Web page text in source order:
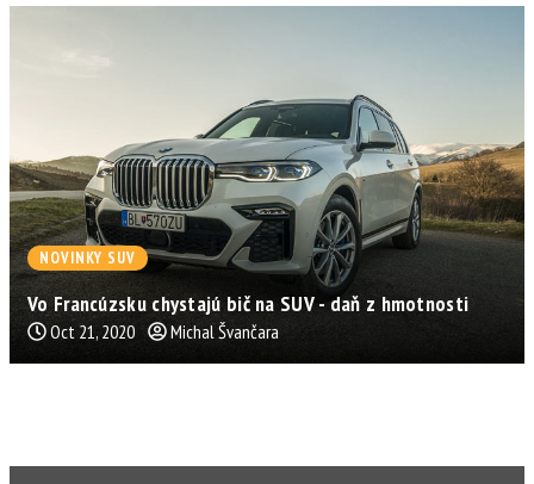
NOVINKY SUV
Vo Francúzsku chystajú bič na SUV - daň z hmotnosti
Oct 21, 2020 Michal Švančara